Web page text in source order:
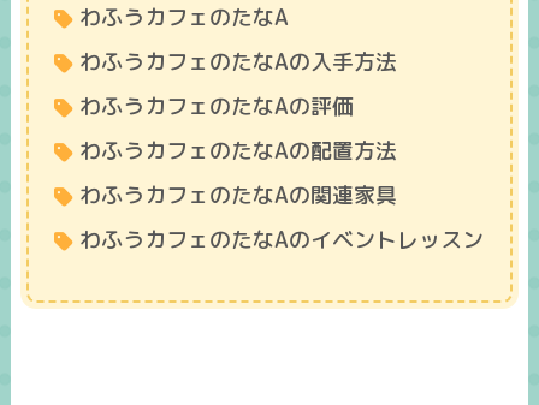
わふうカフェのたなA
わふうカフェのたなAの入手方法
わふうカフェのたなAの評価
わふうカフェのたなAの配置方法
わふうカフェのたなAの関連家具
わふうカフェのたなAのイベントレッスン